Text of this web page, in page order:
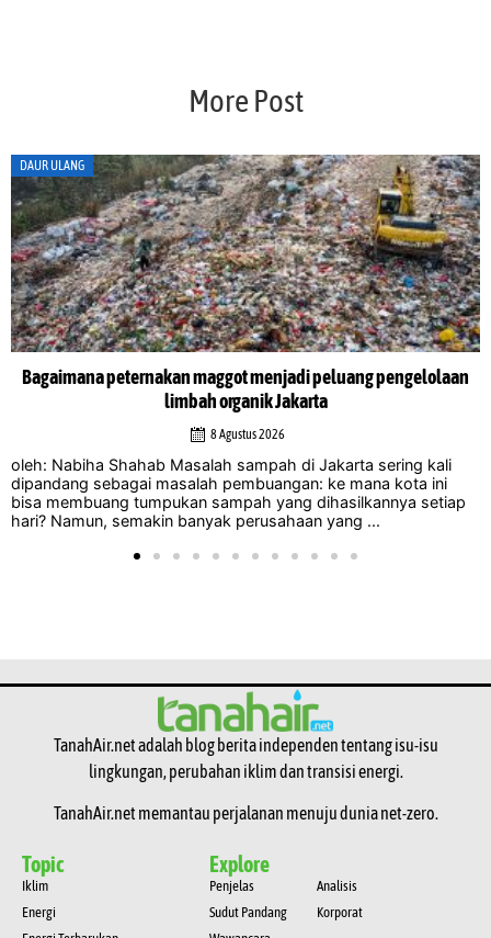
More Post
AKSI IKLIM
Musisi serukan tindakan nyata untuk hadapi perubahan iklim di
Indonesia Net-Zero Summit 2026
6 Agustus 2026
Jakarta – Para musisi dan pelaku industri musik Indonesia
bersatu untuk mendesak dilakukannya tindakan iklim yang lebih
tegas melalui gerakan “Music Declares Emergency” Indonesia.
Mereka berpartisipasi dalam acara Indonesia Net-Zero ...
TanahAir.net adalah blog berita independen tentang isu-isu
lingkungan, perubahan iklim dan transisi energi.
TanahAir.net memantau perjalanan menuju dunia net-zero.
Topic
Iklim
Energi
Explore
Penjelas
Sudut Pandang
Analisis
Korporat